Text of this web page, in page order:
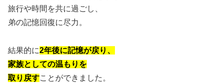
旅行や時間を共に過ごし、
弟の記憶回復に尽力。
結果的に2年後に記憶が戻り、
家族としての温もりを
取り戻すことができました。